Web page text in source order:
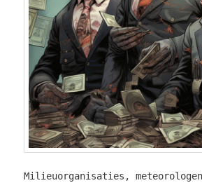
Milieuorganisaties,